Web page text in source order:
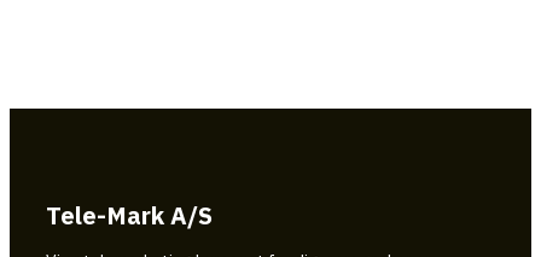
Tele-Mark A/S